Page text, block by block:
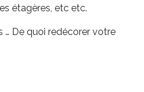
étagères, etc etc.
… De quoi redécorer votre